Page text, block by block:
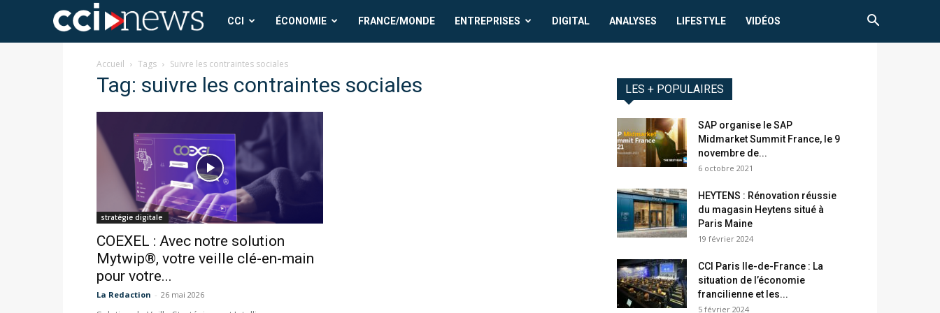
CCI
News
CCI ÉCONOMIE FRANCE/MONDE ENTREPRISES DIGITAL ANALYSES LIFESTYLE VIDÉOS
Accueil Tags Suivre les contraintes sociales
Tag: suivre les contraintes sociales
stratégie digitale
COEXEL : Avec notre solution
Mytwip®, votre veille clé-en-main
pour votre...
La Redaction - 26 mai 2026
LES + POPULAIRES
SAP organise le SAP
Midmarket Summit France, le 9
novembre de...
6 octobre 2021
HEYTENS : Rénovation réussie
du magasin Heytens situé à
Paris Maine
19 février 2024
CCI Paris Ile-de-France : La
situation de l’économie
francilienne et les...
5 février 2024